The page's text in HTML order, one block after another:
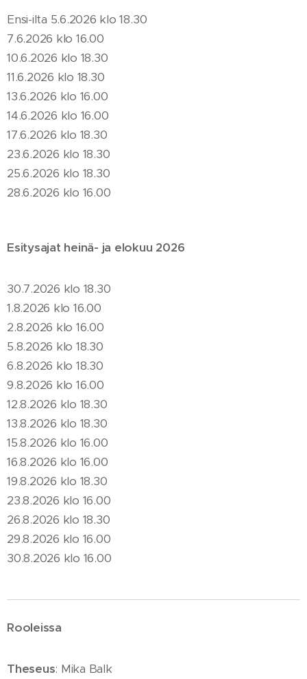
Ensi-ilta 5.6.2026 klo 18.30
7.6.2026 klo 16.00
10.6.2026 klo 18.30
11.6.2026 klo 18.30
13.6.2026 klo 16.00
14.6.2026 klo 16.00
17.6.2026 klo 18.30
23.6.2026 klo 18.30
25.6.2026 klo 18.30
28.6.2026 klo 16.00
Esitysajat heinä- ja elokuu 2026
30.7.2026 klo 18.30
1.8.2026 klo 16.00
2.8.2026 klo 16.00
5.8.2026 klo 18.30
6.8.2026 klo 18.30
9.8.2026 klo 16.00
12.8.2026 klo 18.30
13.8.2026 klo 18.30
15.8.2026 klo 16.00
16.8.2026 klo 16.00
19.8.2026 klo 18.30
23.8.2026 klo 16.00
26.8.2026 klo 18.30
29.8.2026 klo 16.00
30.8.2026 klo 16.00
Rooleissa
Theseus: Mika Balk